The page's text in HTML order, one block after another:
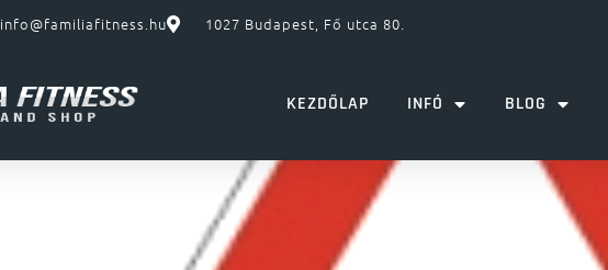
info@familiafitness.hu 1027 Budapest, Fő utca 80.
KEZDŐLAP INFÓ BLOG